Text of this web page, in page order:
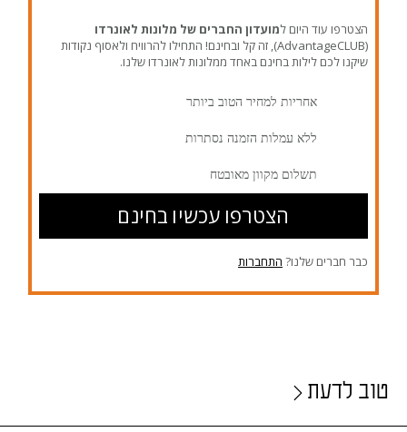
הצטרפו עוד היום למועדון החברים של מלונות לאונרדו
(AdvantageCLUB), זה קל ובחינם! התחילו להרוויח ולאסוף נקודות
שיקנו לכם לילות בחינם באחד ממלונות לאונרדו שלנו.
אחריות למחיר הטוב ביותר
ללא עמלות הזמנה נסתרות
תשלום מקוון מאובטח
הצטרפו עכשיו בחינם
כבר חברים שלנו? התחברות
טוב לדעת